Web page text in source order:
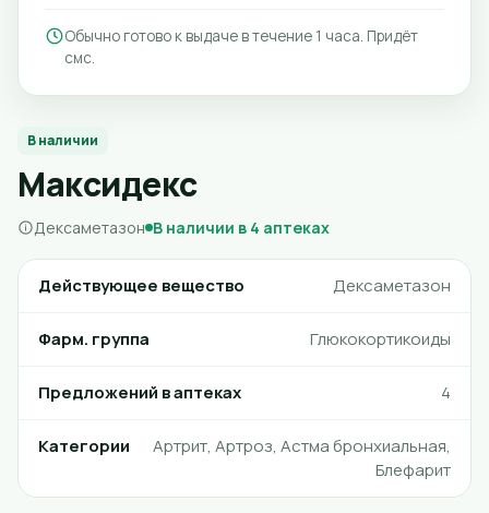
В наличии
Максидекс
Дексаметазон В наличии в 4 аптеках
Действующее вещество Дексаметазон
Фарм. группа Глюкокортикоиды
Предложений в аптеках 4
Категории
Артрит, Артроз, Астма бронхиальная,
Блефарит
Обычно готово к выдаче в течение 1 часа. Придёт
смс.